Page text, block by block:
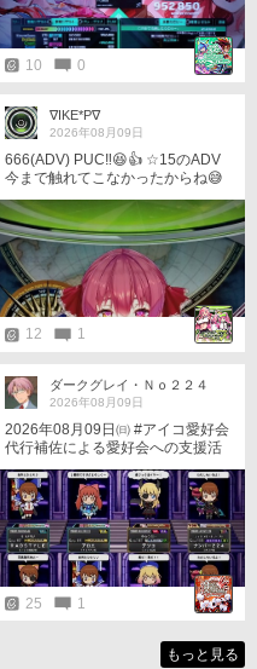
10 0
∇IKE*P∇
2026年08月09日
666(ADV) PUC‼️😆👍 ☆15のADV
今まで触れてこなかったからね😅
今日は以上です。
12 1
ダークグレイ・Ｎｏ２２４
2026年08月09日
2026年08月09日㈰ #アイコ愛好会
代行補佐による愛好会への支援活
できなかったが😅。 代行補佐は支
援活動を終えて代行と帰る途中、
自分達は魔法少女なのではと思い
込んでいたようだ🤔。
25 1
もっと見る